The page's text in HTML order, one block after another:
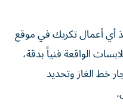
أي أعمال تكريك في موقع
الواقعة فنياً بدقة،
خط الغاز وتحديد